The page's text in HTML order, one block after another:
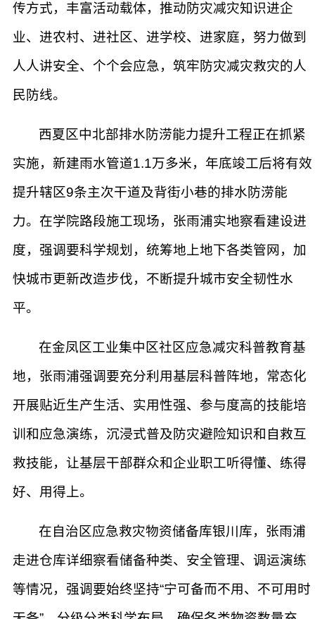
传方式，丰富活动载体，推动防灾减灾知识进企
业、进农村、进社区、进学校、进家庭，努力做到
人人讲安全、个个会应急，筑牢防灾减灾救灾的人
民防线。
西夏区中北部排水防涝能力提升工程正在抓紧
实施，新建雨水管道1.1万多米，年底竣工后将有效
提升辖区9条主次干道及背街小巷的排水防涝能
力。在学院路段施工现场，张雨浦实地察看建设进
度，强调要科学规划，统筹地上地下各类管网，加
快城市更新改造步伐，不断提升城市安全韧性水
平。
在金凤区工业集中区社区应急减灾科普教育基
地，张雨浦强调要充分利用基层科普阵地，常态化
开展贴近生产生活、实用性强、参与度高的技能培
训和应急演练，沉浸式普及防灾避险知识和自救互
救技能，让基层干部群众和企业职工听得懂、练得
好、用得上。
在自治区应急救灾物资储备库银川库，张雨浦
走进仓库详细察看储备种类、安全管理、调运演练
等情况，强调要始终坚持“宁可备而不用、不可用时